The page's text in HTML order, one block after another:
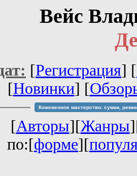
Вейс
[Регистрация] [
[Новинки] [
Кожевенное мастерство: сумки,
[Авторы][Жанры
по:[форме][